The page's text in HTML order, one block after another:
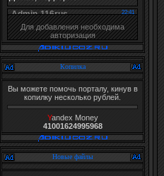
Для добавления необходима
авторизация
Копилка
Вы можете помочь порталу, кинув в
копилку несколько рублей.
Yandex Money
41001624995968
Новые файлы